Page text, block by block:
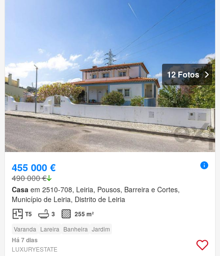
12 Fotos
455 000 €
490 000 €
Casa em 2510-708, Leiria, Pousos, Barreira e Cortes,
Município de Leiria, Distrito de Leiria
T5 3 255 m²
Varanda Lareira Banheira Jardim
Há 7 dias
LUXURYESTATE